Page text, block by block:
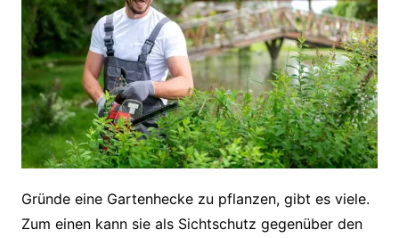
Gründe eine Gartenhecke zu pflanzen, gibt es viele.
Zum einen kann sie als Sichtschutz gegenüber den